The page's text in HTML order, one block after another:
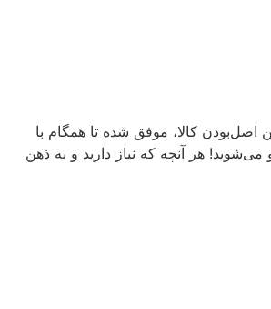
با پایبندی به اصول کیفیت، 7 روز ضمانت بازگشت کالا و تضمین اصل‌بودن کالا، موفق شده تا همگام با
هر آنچه که نیاز دارید و به ذهن